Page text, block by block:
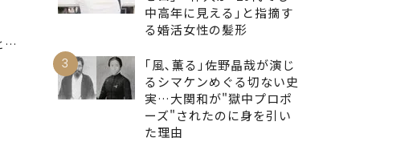
2016年が始まりました。今年1年、あなたはどんな風に働こうと思っていますか？ 新年最初の連載コラムは、一生懸命働いてきた、仕事熱心なあなたにこそ始めてほしい“習慣”についてです。
中高年に見える｣と指摘す
る婚活女性の髪形
3
｢風､薫る｣佐野晶哉が演じ
るシマケンめぐる切ない史
実…大関和が"獄中プロポ
ーズ"されたのに身を引い
た理由